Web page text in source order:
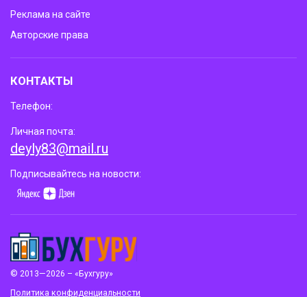
© 2013—2026 – «Бухгуру»
Политика конфиденциальности
Реклама на сайте
Авторские права
КОНТАКТЫ
Телефон:
Личная почта:
deyly83@mail.ru
Подписывайтесь на новости: